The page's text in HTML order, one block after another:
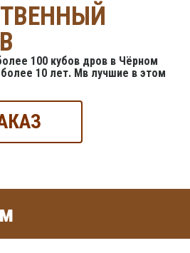
100 кубов дров в Чёрном
10 лет. Мв лучшие в этом